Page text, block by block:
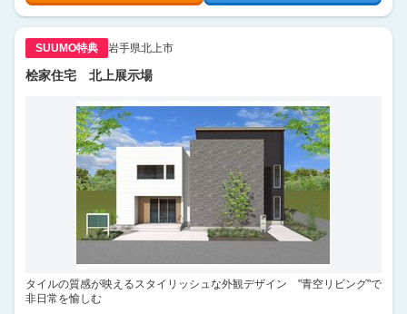
SUUMO特典 岩手県北上市
桧家住宅 北上展示場
タイルの質感が映えるスタイリッシュな外観デザイン "青空リビング"で
非日常を愉しむ